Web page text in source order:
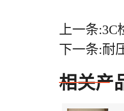
上一条
下一条:耐
相关产